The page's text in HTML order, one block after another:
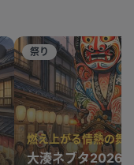
祭り
燃え上がる情熱の舞
大湊ネブタ2026